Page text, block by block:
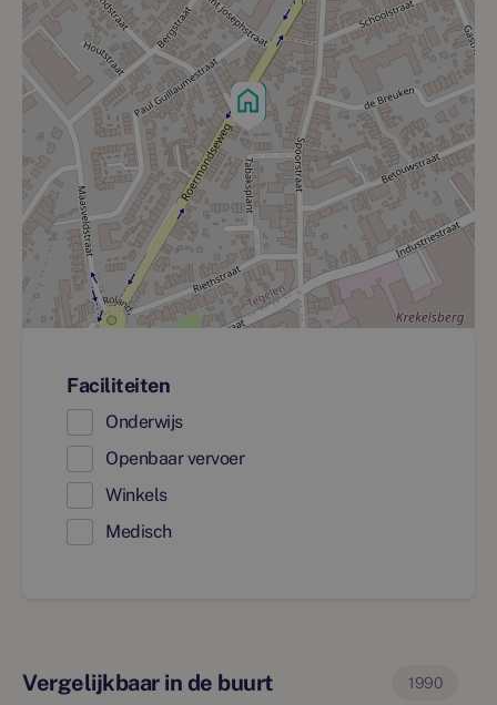
Faciliteiten
Onderwijs
Openbaar vervoer
Winkels
Medisch
Vergelijkbaar in de buurt 1990